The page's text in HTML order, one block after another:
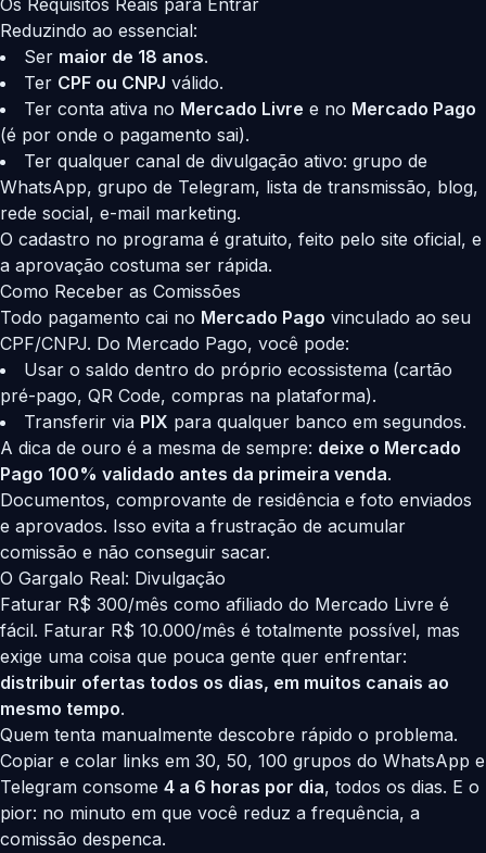
Os Requisitos Reais para Entrar
Reduzindo ao essencial:
Ser maior de 18 anos.
Ter CPF ou CNPJ válido.
Ter conta ativa no Mercado Livre e no Mercado Pago
(é por onde o pagamento sai).
Ter qualquer canal de divulgação ativo: grupo de
WhatsApp, grupo de Telegram, lista de transmissão, blog,
rede social, e-mail marketing.
O cadastro no programa é gratuito, feito pelo site oficial, e
a aprovação costuma ser rápida.
Como Receber as Comissões
Todo pagamento cai no Mercado Pago vinculado ao seu
CPF/CNPJ. Do Mercado Pago, você pode:
Usar o saldo dentro do próprio ecossistema (cartão
pré-pago, QR Code, compras na plataforma).
Transferir via PIX para qualquer banco em segundos.
A dica de ouro é a mesma de sempre: deixe o Mercado
Pago 100% validado antes da primeira venda.
Documentos, comprovante de residência e foto enviados
e aprovados. Isso evita a frustração de acumular
comissão e não conseguir sacar.
O Gargalo Real: Divulgação
Faturar R$ 300/mês como afiliado do Mercado Livre é
fácil. Faturar R$ 10.000/mês é totalmente possível, mas
exige uma coisa que pouca gente quer enfrentar:
distribuir ofertas todos os dias, em muitos canais ao
mesmo tempo.
Quem tenta manualmente descobre rápido o problema.
Copiar e colar links em 30, 50, 100 grupos do WhatsApp e
Telegram consome 4 a 6 horas por dia, todos os dias. E o
pior: no minuto em que você reduz a frequência, a
comissão despenca.